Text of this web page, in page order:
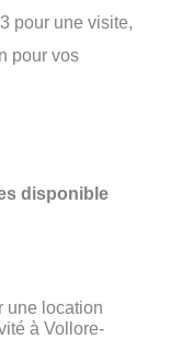
pour une visite,
pour vos
disponible
une location
à Vollore-